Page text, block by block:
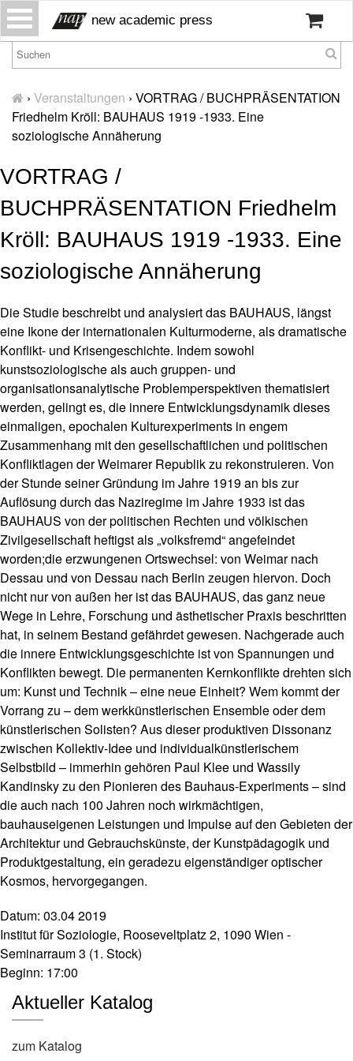
S
i
t
e
n
t
H
m
e
ir
ü
b
er
u
n
s
r
e
s
s
e
w
sl
e
tt
r
K
o
n
t
k
t
A
u
s
li
f
e
r
u
n
A
t
o
r*
i
n
e
new academic press
› Veranstaltungen › VORTRAG / BUCHPRÄSENTATION
Friedhelm Kröll: BAUHAUS 1919 -1933. Eine
soziologische Annäherung
VORTRAG /
BUCHPRÄSENTATION Friedhelm
Kröll: BAUHAUS 1919 -1933. Eine
soziologische Annäherung
Die Studie beschreibt und analysiert das BAUHAUS, längst
eine Ikone der internationalen Kulturmoderne, als dramatische
Konflikt- und Krisengeschichte. Indem sowohl
kunstsoziologische als auch gruppen- und
organisationsanalytische Problemperspektiven thematisiert
werden, gelingt es, die innere Entwicklungsdynamik dieses
einmaligen, epochalen Kulturexperiments in engem
Zusammenhang mit den gesellschaftlichen und politischen
Konfliktlagen der Weimarer Republik zu rekonstruieren. Von
der Stunde seiner Gründung im Jahre 1919 an bis zur
Auflösung durch das Naziregime im Jahre 1933 ist das
BAUHAUS von der politischen Rechten und völkischen
Zivilgesellschaft heftigst als „volksfremd“ angefeindet
worden;die erzwungenen Ortswechsel: von Weimar nach
Dessau und von Dessau nach Berlin zeugen hiervon. Doch
nicht nur von außen her ist das BAUHAUS, das ganz neue
Wege in Lehre, Forschung und ästhetischer Praxis beschritten
hat, in seinem Bestand gefährdet gewesen. Nachgerade auch
die innere Entwicklungsgeschichte ist von Spannungen und
Konflikten bewegt. Die permanenten Kernkonflikte drehten sich
um: Kunst und Technik – eine neue Einheit? Wem kommt der
Vorrang zu – dem werkkünstlerischen Ensemble oder dem
künstlerischen Solisten? Aus dieser produktiven Dissonanz
zwischen Kollektiv-Idee und individualkünstlerischem
Selbstbild – immerhin gehören Paul Klee und Wassily
Kandinsky zu den Pionieren des Bauhaus-Experiments – sind
die auch nach 100 Jahren noch wirkmächtigen,
bauhauseigenen Leistungen und Impulse auf den Gebieten der
Architektur und Gebrauchskünste, der Kunstpädagogik und
Produktgestaltung, ein geradezu eigenständiger optischer
Kosmos, hervorgegangen.
Datum: 03.04 2019
Institut für Soziologie, Rooseveltplatz 2, 1090 Wien -
Seminarraum 3 (1. Stock)
Beginn: 17:00
Aktueller Katalog
zum Katalog